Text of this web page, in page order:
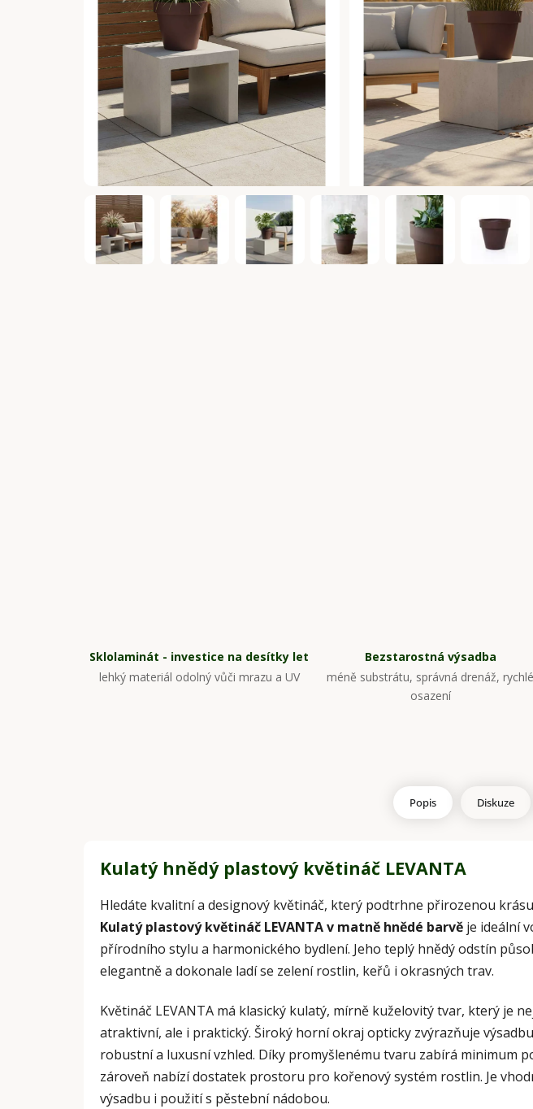
Sklolaminát - investice na desítky let
lehký materiál odolný vůči mrazu a UV
Bezstarostná výsadba
méně substrátu, správná drenáž, rychlé
osazení
Popis Diskuze
Kulatý hnědý plastový květináč LEVANTA
Hledáte kvalitní a designový květináč, který podtrhne přirozenou
Kulatý plastový květináč LEVANTA v matně hnědé barvě je ideální
přírodního stylu a harmonického bydlení. Jeho teplý hnědý odstín
elegantně a dokonale ladí se zelení rostlin, keřů i okrasných trav.
Květináč LEVANTA má klasický kulatý, mírně kuželovitý tvar, který je
atraktivní, ale i praktický. Široký horní okraj opticky zvýrazňuje
robustní a luxusní vzhled. Díky promyšlenému tvaru zabírá minimum
zároveň nabízí dostatek prostoru pro kořenový systém rostlin. Je
výsadbu i použití s pěstební nádobou.